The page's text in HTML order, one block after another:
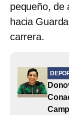
pequeño, de
hacia
carrera.